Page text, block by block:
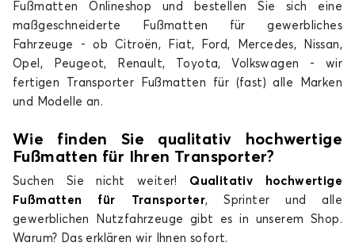
Fußmatten Onlineshop und bestellen Sie sich eine
maßgeschneiderte Fußmatten für gewerbliches
Fahrzeuge - ob Citroën, Fiat, Ford, Mercedes, Nissan,
Opel, Peugeot, Renault, Toyota, Volkswagen - wir
fertigen Transporter Fußmatten für (fast) alle Marken
und Modelle an.
Wie finden Sie qualitativ hochwertige
Fußmatten für Ihren Transporter?
Suchen Sie nicht weiter! Qualitativ hochwertige
Fußmatten für Transporter, Sprinter und alle
gewerblichen Nutzfahrzeuge gibt es in unserem Shop.
Warum? Das erklären wir Ihnen sofort.